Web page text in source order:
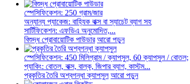
স্পেসিফিকেশন: 250 গ্রাম/জার
অন্যান্য প্যাকেজ: বাহ্যিক বাক্স বা স্যাচেট ব্যাগ সহ
সার্টিফিকেশন: এফডিএ অনুমোদিত,...
বিশুদ্ধ প্রোবায়োটিক পাউডার আরো পড়ুন
স্পেসিফিকেশন: 450 মিলিগ্রাম / ক্যাপসুল, 60 ক্যাপসুল / বোতল;
প্যাকিং: বোতল, বাক্স, বাল্ক, জিপার ব্যাগ, কাস্টম...
প্রকৃতির তৈরি অশ্বগন্ধা ক্যাপসুল আরো পড়ুন